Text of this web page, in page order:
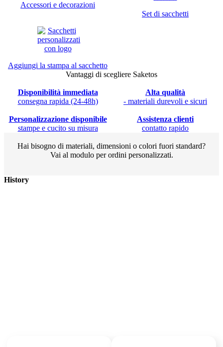
Accessori e decorazioni
Set di sacchetti
Aggiungi la stampa al sacchetto
Vantaggi di scegliere Saketos
Disponibilità immediata
consegna rapida (24-48h)
Alta qualità
- materiali durevoli e sicuri
Personalizzazione disponibile
stampe e cucito su misura
Assistenza clienti
contatto rapido
Hai bisogno di materiali, dimensioni o colori fuori standard?
Vai al modulo per ordini personalizzati.
History